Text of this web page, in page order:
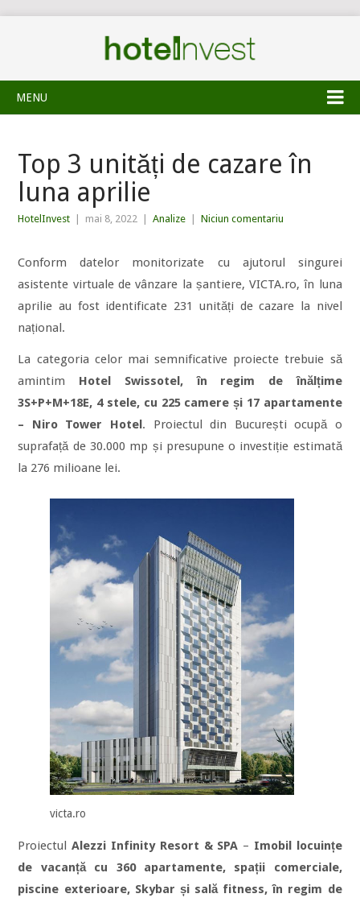
MENU
Top 3 unități de cazare în
luna aprilie
HotelInvest mai 8, 2022 Analize Niciun comentariu
Conform datelor monitorizate cu ajutorul singurei
asistente virtuale de vânzare la șantiere, VICTA.ro, în luna
aprilie au fost identificate 231 unități de cazare la nivel
național.
La categoria celor mai semnificative proiecte trebuie să
amintim Hotel Swissotel, în regim de înălțime
3S+P+M+18E, 4 stele, cu 225 camere și 17 apartamente
– Niro Tower Hotel. Proiectul din București ocupă o
suprafață de 30.000 mp și presupune o investiție estimată
la 276 milioane lei.
victa.ro
ProiectulAlezzi Infinity Resort & SPA – Imobil locuințe
de vacanță cu 360 apartamente, spații comerciale,
piscine exterioare, Skybar și sală fitness, în regim de